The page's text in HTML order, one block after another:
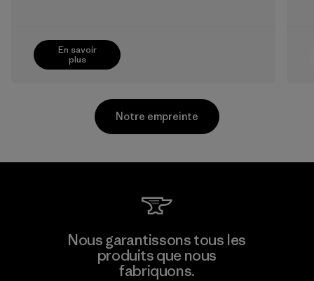
En savoir
plus
Shinwon Ebenezer Hanoi
Notre empreinte
Nous garantissons tous les
produits que nous
fabriquons.